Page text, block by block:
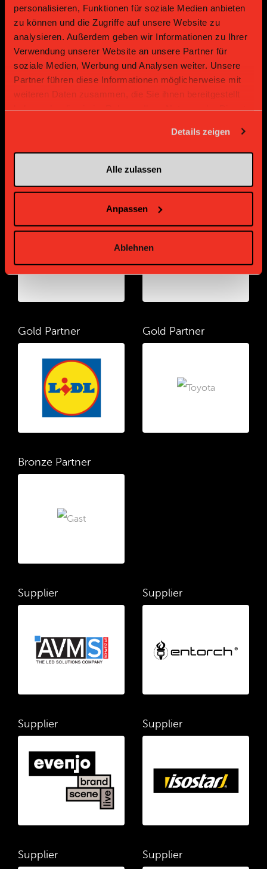
personalisieren, Funktionen für soziale Medien anbieten
zu können und die Zugriffe auf unsere Website zu
analysieren. Außerdem geben wir Informationen zu Ihrer
Verwendung unserer Website an unsere Partner für
soziale Medien, Werbung und Analysen weiter. Unsere
Partner führen diese Informationen möglicherweise mit
weiteren Daten zusammen, die Sie ihnen bereitgestellt
Details zeigen
Alle zulassen
Anpassen
Ablehnen
Sponsoren und Partner
Platin Partner
Gold Partner Gold Partner
Bronze Partner
Supplier Supplier
Supplier Supplier
Supplier Supplier